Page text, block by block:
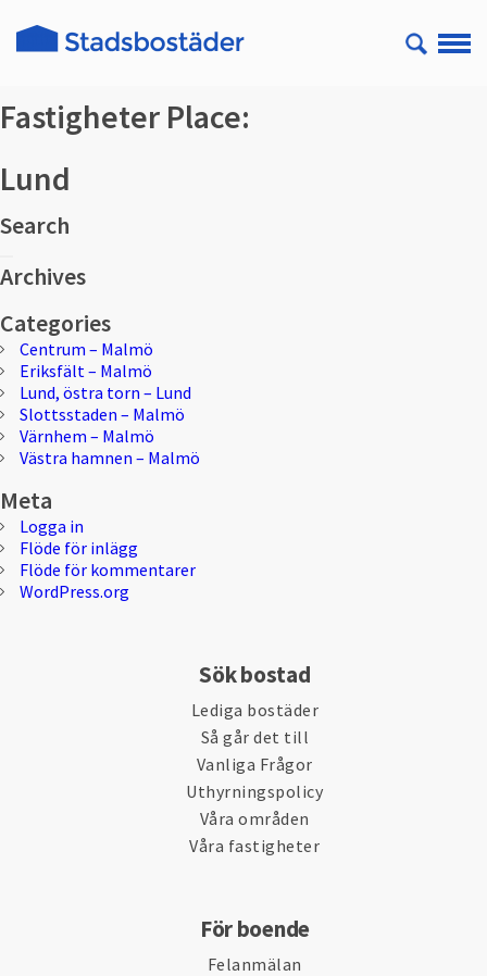
Fastigheter Place:
Lund
Search
efter:
Archives
Categories
Centrum – Malmö
Eriksfält – Malmö
Lund, östra torn – Lund
Slottsstaden – Malmö
Värnhem – Malmö
Västra hamnen – Malmö
Meta
Logga in
Flöde för inlägg
Flöde för kommentarer
WordPress.org
Sök bostad
Lediga bostäder
Så går det till
Vanliga Frågor
Uthyrningspolicy
Våra områden
Våra fastigheter
För boende
Felanmälan